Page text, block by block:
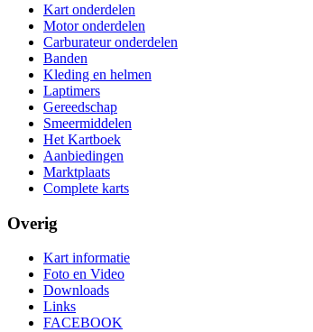
Kart onderdelen
Motor onderdelen
Carburateur onderdelen
Banden
Kleding en helmen
Laptimers
Gereedschap
Smeermiddelen
Het Kartboek
Aanbiedingen
Marktplaats
Complete karts
Overig
Kart informatie
Foto en Video
Downloads
Links
FACEBOOK